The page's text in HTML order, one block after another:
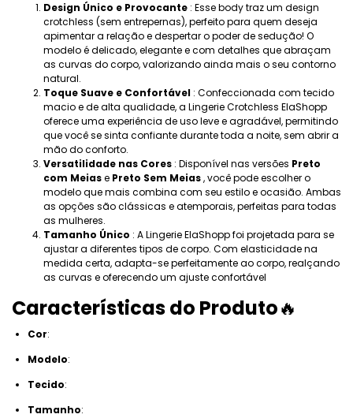
Design Único e Provocante : Esse body traz um design
crotchless (sem entrepernas), perfeito para quem deseja
apimentar a relação e despertar o poder de sedução! O
modelo é delicado, elegante e com detalhes que abraçam
as curvas do corpo, valorizando ainda mais o seu contorno
natural.
Toque Suave e Confortável : Confeccionada com tecido
macio e de alta qualidade, a Lingerie Crotchless ElaShopp
oferece uma experiência de uso leve e agradável, permitindo
que você se sinta confiante durante toda a noite, sem abrir a
mão do conforto.
Versatilidade nas Cores : Disponível nas versões Preto
com Meiase Preto Sem Meias, você pode escolher o
modelo que mais combina com seu estilo e ocasião. Ambas
as opções são clássicas e atemporais, perfeitas para todas
as mulheres.
Tamanho Único : A Lingerie ElaShopp foi projetada para se
ajustar a diferentes tipos de corpo. Com elasticidade na
medida certa, adapta-se perfeitamente ao corpo, realçando
as curvas e oferecendo um ajuste confortável
Características do Produto🔥
Cor:
Modelo:
Tecido:
Tamanho: